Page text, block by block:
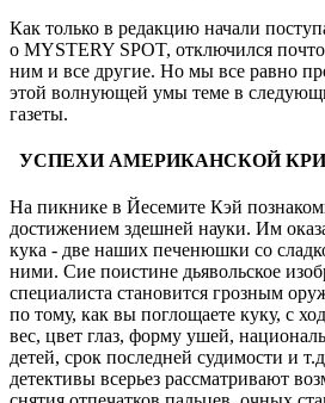
Как только в редакцию начали
о MYSTERY SPOT, отключился
ним и все другие. Но мы все равно
этой волнующей умы теме в
газеты.
УСПЕХИ АМЕРИКАНСКОЙ
На пикнике в Йесемите Кэй
достижением здешней науки. Им
кука - две наших печенюшки со
ними. Сие поистине дьявольское
специалиста становится грозным
по тому, как вы поглощаете куку, с
вес, цвет глаз, форму ушей,
детей, срок последней судимости и
детективы всерьез рассматривают